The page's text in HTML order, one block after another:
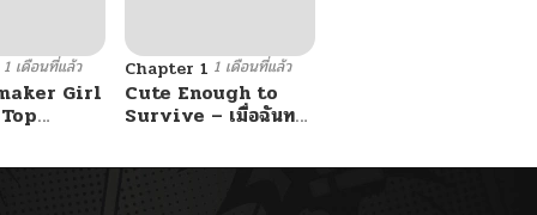
1 เดือนที่แล้ว
Girl
กับหนุ่ม
Chapter 1 1 เดือนที่แล้ว
Cute Enough to
Survive – เมื่อฉันทะ
ไร้ค่า ขอเอาตัวรอดด้วย